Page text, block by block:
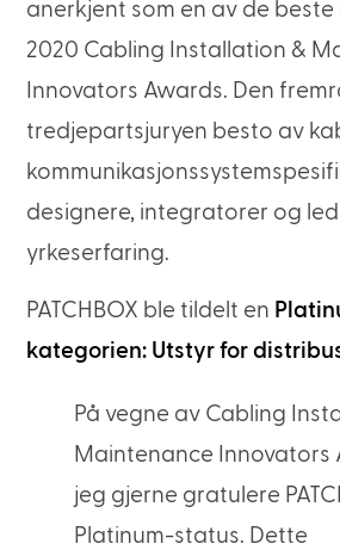
anerkjent som en av de beste
2020 Cabling Installation &
Innovators Awards. Den
tredjepartsjuryen besto av
designere, integratorer og
yrkeserfaring.
PATCHBOX ble tildelt en
kategorien: Utstyr for
På vegne av Cabling
Maintenance Innovators
jeg gjerne gratulere
Platinum-status. Dette